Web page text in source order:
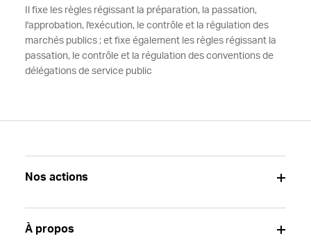
Il fixe les règles régissant la préparation, la passation,
l'approbation, l'exécution, le contrôle et la régulation des
marchés publics ; et fixe également les règles régissant la
passation, le contrôle et la régulation des conventions de
délégations de service public
Nos actions
À propos